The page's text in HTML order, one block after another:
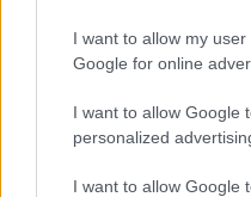
I want to allow my
Google for online
I want to allow Google
personalized
I want to allow Google